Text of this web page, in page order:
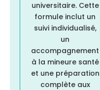
universitaire. Cette
formule inclut un
suivi individualisé,
un
accompagnement
à la mineure santé
et une préparation
complète aux